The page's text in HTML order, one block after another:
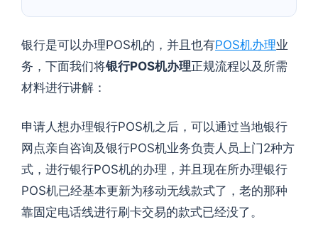
银行是可以办理POS机的，并且也有POS机办理业
务，下面我们将银行POS机办理正规流程以及所需
材料进行讲解：
申请人想办理银行POS机之后，可以通过当地银行
网点亲自咨询及银行POS机业务负责人员上门2种方
式 ，进行银行POS机的办理，并且现在所办理银行
POS机已经基本更新为移动无线款式了，老的那种
靠固定电话线进行刷卡交易的款式已经没了。